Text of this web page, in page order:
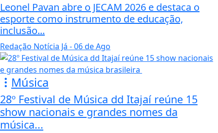
Leonel Pavan abre o JECAM 2026 e destaca o
esporte como instrumento de educação,
inclusão...
Redação Notícia Já - 06 de Ago
Música
28º Festival de Música dd Itajaí reúne 15
show nacionais e grandes nomes da
música...